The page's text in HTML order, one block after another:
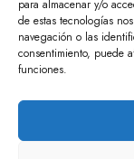
para almacenar y/o
de estas tecnologías
navegación o las
consentimiento, puede
funciones.